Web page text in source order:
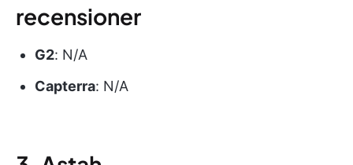
recensioner
G2: N/A
Capterra: N/A